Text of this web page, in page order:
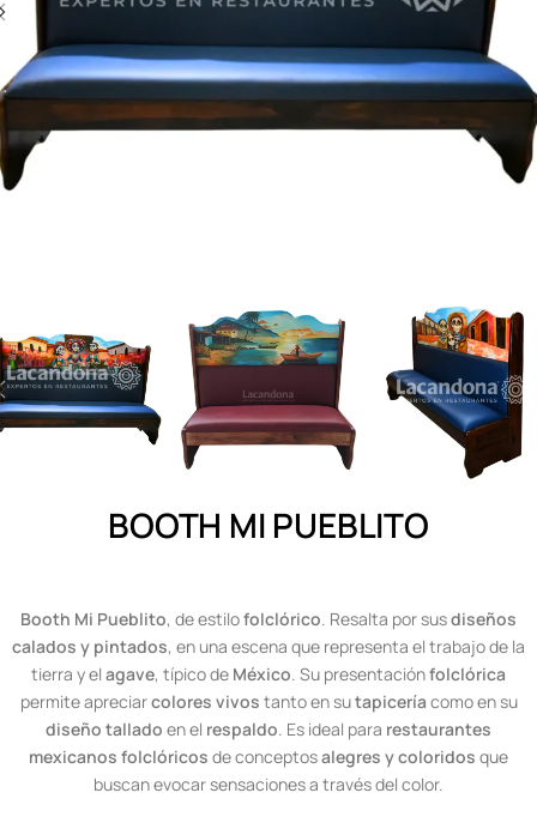
BOOTH MI PUEBLITO
Booth Mi Pueblito, de estilofolclórico . Resalta por susdiseños
calados y pintados, en una escena que representa el trabajo de la
tierra y el agave, típico de México . Su presentaciónfolclórica
permite apreciarcolores vivos tanto en sutapicería como en su
diseño tallado en el respaldo . Es ideal para restaurantes
mexicanos folclóricos de conceptosalegres y coloridos que
buscan evocar sensaciones a través del color.